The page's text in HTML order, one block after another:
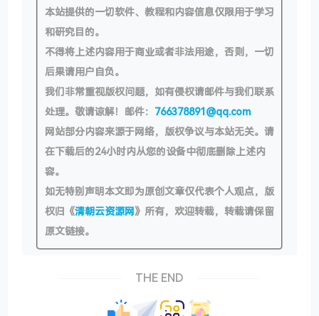
本站提供的一切软件、教程和内容信息仅限用于学习
和研究目的。
不得将上述内容用于商业或者非法用途，否则，一切
后果请用户自负。
我们非常重视版权问题，如有侵权请邮件与我们联系
处理。敬请谅解！邮件： 766378891@qq.com
网站部分内容来源于网络，版权争议与本站无关。请
在下载后的24小时内从您的设备中彻底删除上述内
容。
如无特别声明本文即为原创文章仅代表个人观点，版
权归《清朝云资源网》所有，欢迎转载，转载请保留
原文链接。
THE END